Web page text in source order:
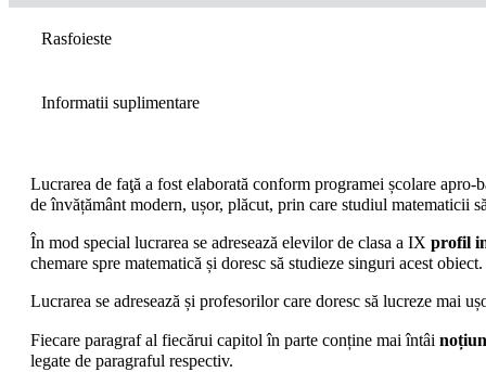
Rasfoieste
Informatii suplimentare
Lucrarea de faţă a fost elaborată conform programei școlare
de învățământ modern, ușor, plăcut, prin care studiul matematicii
În mod special lucrarea se adresează elevilor de clasa a IX profil
chemare spre matematică și doresc să studieze singuri acest obiect.
Lucrarea se adresează și profesorilor care doresc să lucreze mai
Fiecare paragraf al fiecărui capitol în parte conține mai întâi
legate de paragraful respectiv.